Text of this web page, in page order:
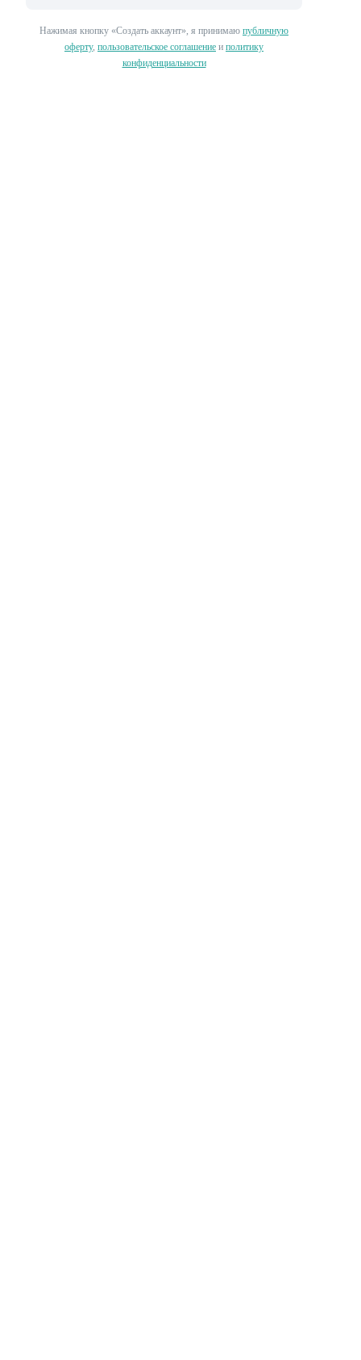
Нажимая кнопку «‎Создать аккаунт»‎, я принимаю публичную
оферту, пользовательское соглашение и политику
конфиденциальности